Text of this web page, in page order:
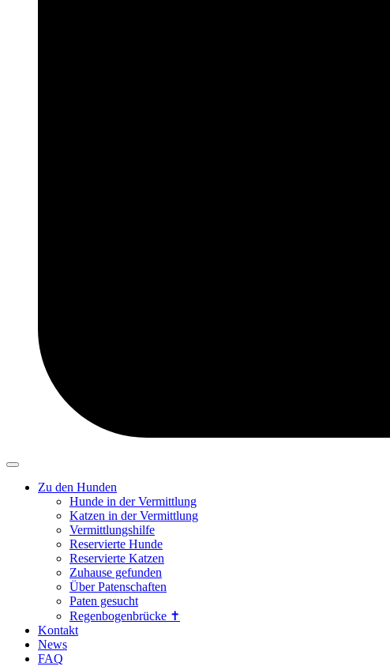
Zu den Hunden
Hunde in der Vermittlung
Katzen in der Vermittlung
Vermittlungshilfe
Reservierte Hunde
Reservierte Katzen
Zuhause gefunden
Über Patenschaften
Paten gesucht
Regenbogenbrücke ✝
Kontakt
News
FAQ